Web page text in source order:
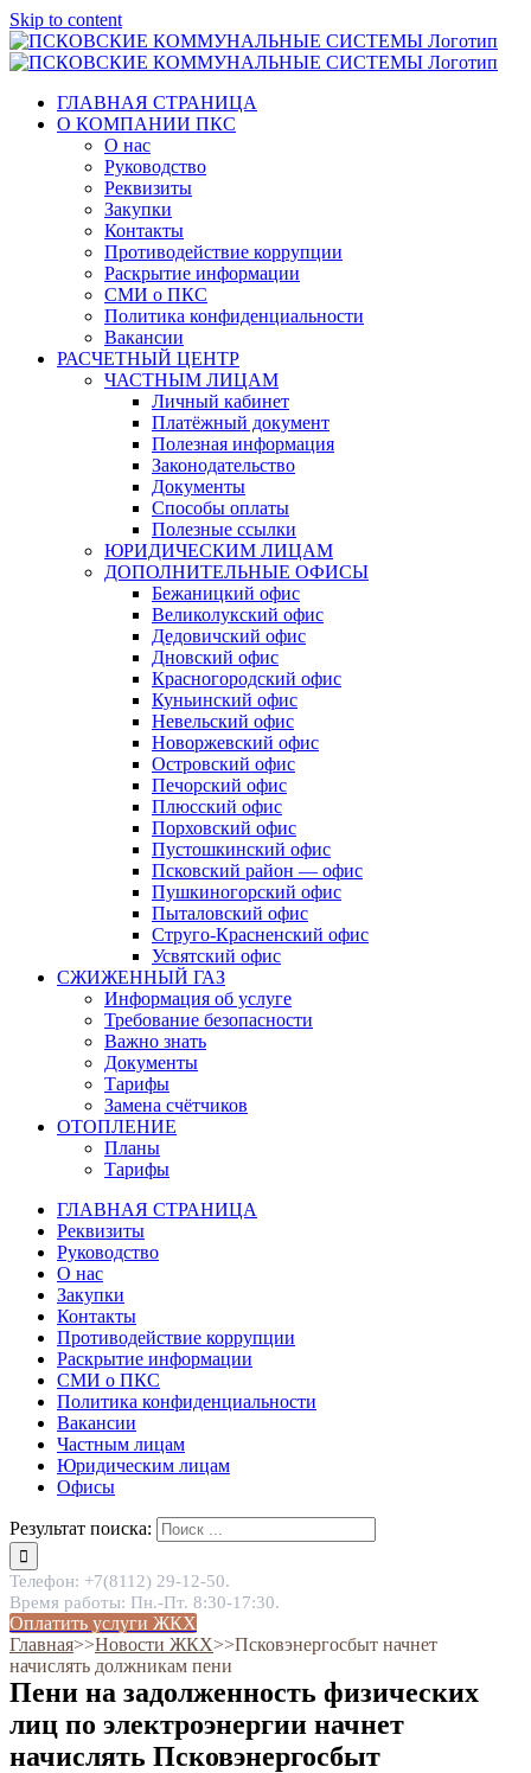
Skip to content
ГЛАВНАЯ СТРАНИЦА
О КОМПАНИИ ПКС
О нас
Руководство
Реквизиты
Закупки
Контакты
Противодействие коррупции
Раскрытие информации
СМИ о ПКС
Политика конфиденциальности
Вакансии
РАСЧЕТНЫЙ ЦЕНТР
ЧАСТНЫМ ЛИЦАМ
Личный кабинет
Платёжный документ
Полезная информация
Законодательство
Документы
Способы оплаты
Полезные ссылки
ЮРИДИЧЕСКИМ ЛИЦАМ
ДОПОЛНИТЕЛЬНЫЕ ОФИСЫ
Бежаницкий офис
Великолукский офис
Дедовичский офис
Дновский офис
Красногородский офис
Куньинский офис
Невельский офис
Новоржевский офис
Островский офис
Печорский офис
Плюсский офис
Порховский офис
Пустошкинский офис
Псковский район — офис
Пушкиногорский офис
Пыталовский офис
Струго-Красненский офис
Усвятский офис
СЖИЖЕННЫЙ ГАЗ
Информация об услуге
Требование безопасности
Важно знать
Документы
Тарифы
Замена счётчиков
ОТОПЛЕНИЕ
Планы
Тарифы
ГЛАВНАЯ СТРАНИЦА
Реквизиты
Руководство
О нас
Закупки
Контакты
Противодействие коррупции
Раскрытие информации
СМИ о ПКС
Политика конфиденциальности
Вакансии
Частным лицам
Юридическим лицам
Офисы
Результат поиска:
Телефон: +7(8112) 29-12-50.
Время работы: Пн.-Пт. 8:30-17:30.
Оплатить услуги ЖКХ
Главная˃˃Новости ЖКХ˃˃Псковэнергосбыт начнет
начислять должникам пени
Пени на задолженность физических
лиц по электроэнергии начнет
начислять Псковэнергосбыт